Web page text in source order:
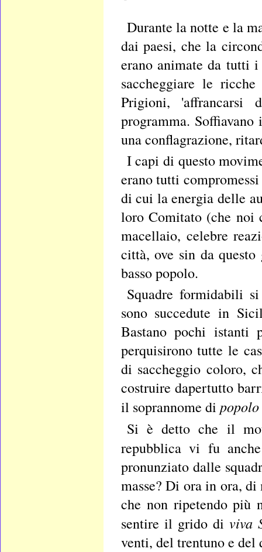
Durante la notte e la
dai paesi, che la
erano animate da tutti
saccheggiare le
Prigioni,
programma.
una conflagrazione,
I capi di questo
erano tutti
di cui la energia delle
loro Comitato (che noi
macellaio, celebre
città, ove sin da
basso popolo.
Squadre formidabili
sono succedute in
Bastano pochi
perquisirono tutte le
di saccheggio coloro,
costruire dapertutto
il soprannome di
Si è detto che il
repubblica vi fu
pronunziato dalle
masse? Di ora in ora,
che non ripetendo più
sentire il grido di viva
venti, del trentuno e del